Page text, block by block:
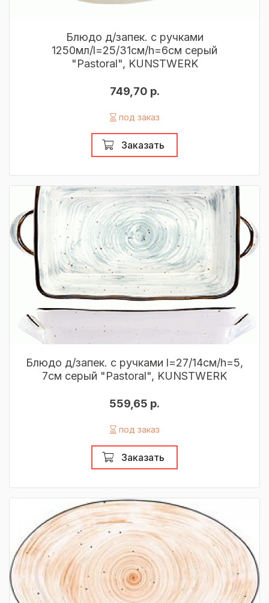
Блюдо д/запек. с ручками
1250мл/l=25/31см/h=6см серый
"Pastoral", KUNSTWERK
749,70 р.
под заказ
Заказать
Блюдо д/запек. с ручками l=27/14см/h=5,
7см серый "Pastoral", KUNSTWERK
559,65 р.
под заказ
Заказать